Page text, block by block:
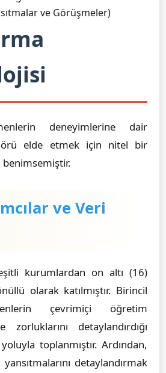
ve Görüşmeler)
deneyimlerine dair
elde etmek için nitel bir
benimsemiştir.
ve Veri
kurumlardan on altı (16)
olarak katılmıştır. Birincil
çevrimiçi öğretim
zorluklarını detaylandırdığı
toplanmıştır. Ardından,
detaylandırmak